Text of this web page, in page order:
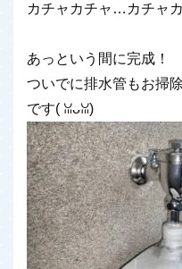
カチャカチャ…カチャ
あっという間に完成！
ついでに排水管もお掃
です(⁠ ⁠ꈍ⁠ᴗ⁠ꈍ⁠)